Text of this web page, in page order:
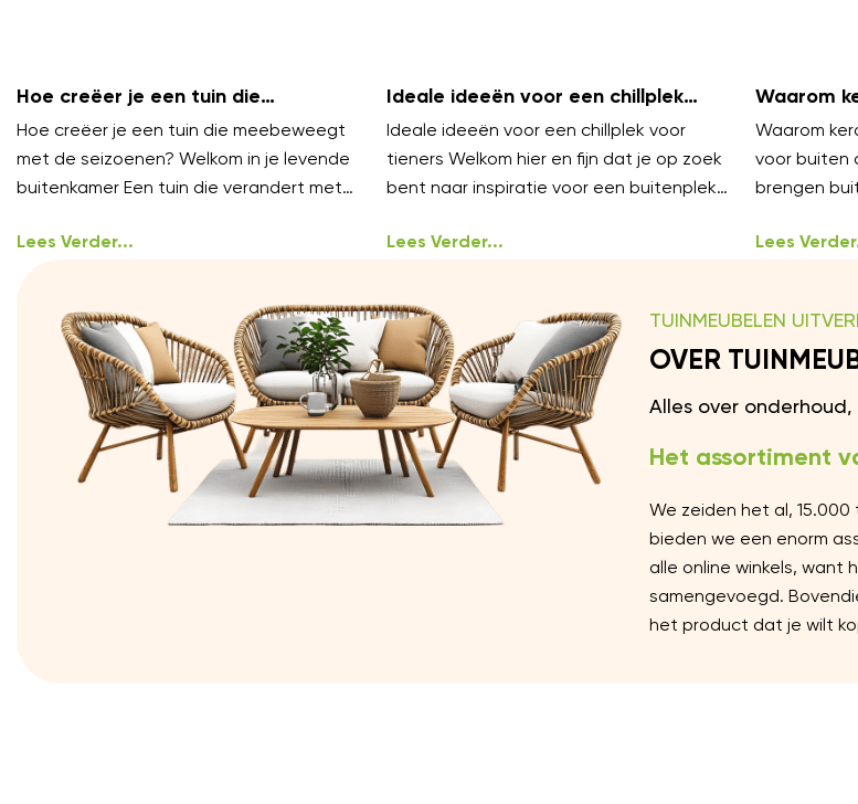
Hoe creëer je een tuin die
meebeweegt met de seizoenen?
Hoe creëer je een tuin die meebeweegt
met de seizoenen? Welkom in je levende
buitenkamer Een tuin die verandert met
Lees Verder...
Ideale ideeën voor een chillplek
voor tieners
Ideale ideeën voor een chillplek voor
tieners Welkom hier en fijn dat je op zoek
bent naar inspiratie voor een buitenplek
Lees Verder...
Waarom
zijn voor
Waarom
voor buiten
brengen
onder
Lees
TUINMEUBELEN
OVER
Alles over
Het assortiment
We zeiden het al,
bieden we een enorm
alle online winkels, want
samengevoegd.
het product dat je wilt